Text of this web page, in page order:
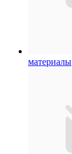
материалы